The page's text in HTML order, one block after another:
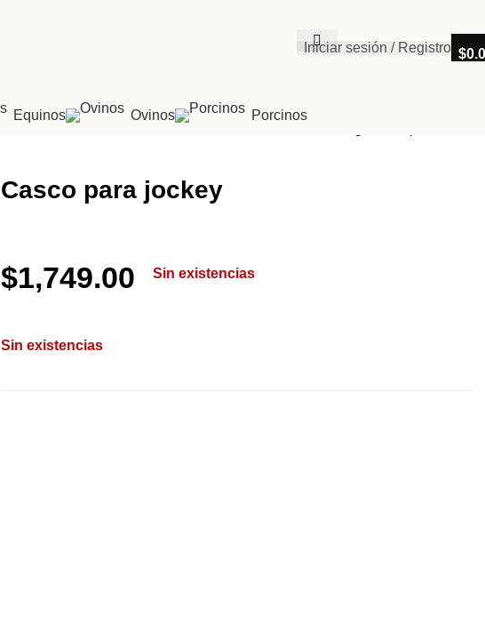
Iniciar sesión / Registro $
Equinos Ovinos
Porcinos
Casco para jockey
$1,749.00 Sin existencias
Sin existencias